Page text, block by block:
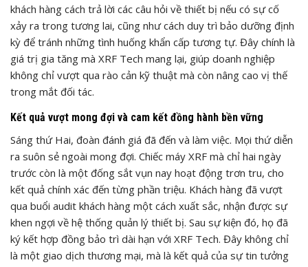
khách hàng cách trả lời các câu hỏi về thiết bị nếu có sự cố
xảy ra trong tương lai, cũng như cách duy trì bảo dưỡng định
kỳ để tránh những tình huống khẩn cấp tương tự. Đây chính là
giá trị gia tăng mà XRF Tech mang lại, giúp doanh nghiệp
không chỉ vượt qua rào cản kỹ thuật mà còn nâng cao vị thế
trong mắt đối tác.
Kết quả vượt mong đợi và cam kết đồng hành bền vững
Sáng thứ Hai, đoàn đánh giá đã đến và làm việc. Mọi thứ diễn
ra suôn sẻ ngoài mong đợi. Chiếc máy XRF mà chỉ hai ngày
trước còn là một đống sắt vụn nay hoạt động trơn tru, cho
kết quả chính xác đến từng phần triệu. Khách hàng đã vượt
qua buổi audit khách hàng một cách xuất sắc, nhận được sự
khen ngợi về hệ thống quản lý thiết bị. Sau sự kiện đó, họ đã
ký kết hợp đồng bảo trì dài hạn với XRF Tech. Đây không chỉ
là một giao dịch thương mại, mà là kết quả của sự tin tưởng